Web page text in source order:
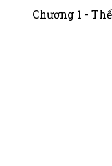
Chương 1 -